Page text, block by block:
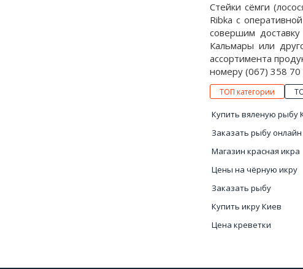
Стейки сёмги
Ribka с
совершим
Кальмары или
ассортимента
номеру (067) 358 70
ТОП категории
Купить вяленую рыбу
Заказать рыбу онлайн
Магазин красная икра
Цены на чёрную икру
Заказать рыбу
Купить икру Киев
Цена креветки